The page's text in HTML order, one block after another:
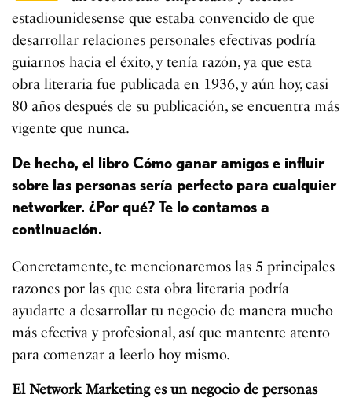
estadiounidesense que estaba convencido de que
desarrollar relaciones personales efectivas podría
guiarnos hacia el éxito, y tenía razón, ya que esta
obra literaria fue publicada en 1936, y aún hoy, casi
80 años después de su publicación, se encuentra más
vigente que nunca.
De hecho, el libro Cómo ganar amigos e influir
sobre las personas sería perfecto para cualquier
networker. ¿Por qué? Te lo contamos a
continuación.
Concretamente, te mencionaremos las 5 principales
razones por las que esta obra literaria podría
ayudarte a desarrollar tu negocio de manera mucho
más efectiva y profesional, así que mantente atento
para comenzar a leerlo hoy mismo.
El Network Marketing es un negocio de personas